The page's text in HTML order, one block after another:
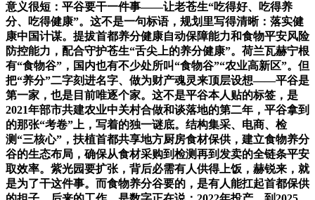
意义很短：平谷要干一件事——让老苍生“吃得好、吃得养
分、吃得健康”。这不是一句标语，规划里写得清晰：落实健
康中国计谋。提拔首都养分健康自动保障能力和食物平安风险
防控能力，配合守护苍生“舌尖上的养分健康”。荷兰瓦赫宁根
有“食物谷”，国内也有不少处所叫“食物谷”“农业高新区”。但
把“养分”二字刻进名字、做为财产魂灵来顶层设想——平谷是
第一家，也是目前唯逐个家。这不是平谷本人贴的标签，是
2021年部市共建农业中关村合做和谈落地的第二年，平谷拿到
的那张“考卷”上，写着的独一谜底。结构集采、电商、检
测“三核心”，扶植首都共享地方厨房食材保供，建立食物养分
谷的生态布局，确保从食材采购到检测再到发卖的全链条平安
取效率。紫光园要扩张，背后必需有人供得上饭，赫锐来，就
是为了干这件事。而食物养分谷要的，是有人能扛起首都保供